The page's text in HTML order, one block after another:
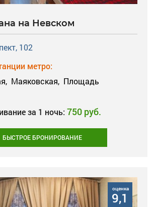
на Невском
102
метро:
Маяковская, Площадь
за 1 ночь: 750 руб.
БЫСТРОЕ БРОНИРОВАНИЕ
оценка
9,1